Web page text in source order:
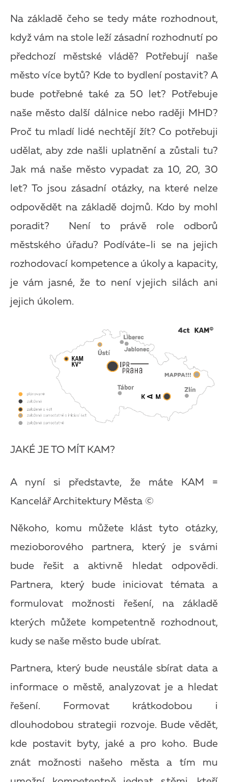
Na základě čeho se tedy máte rozhodnout,
když vám na stole leží zásadní rozhodnutí po
předchozí městské vládě? Potřebují naše
město více bytů? Kde to bydlení postavit? A
bude potřebné také za 50 let? Potřebuje
naše město další dálnice nebo raději MHD?
Proč tu mladí lidé nechtějí žít? Co potřebuji
udělat, aby zde našli uplatnění a zůstali tu?
Jak má naše město vypadat za 10, 20, 30
let? To jsou zásadní otázky, na které nelze
odpovědět na základě dojmů. Kdo by mohl
poradit? Není to právě role odborů
městského úřadu? Podíváte-li se na jejich
rozhodovací kompetence a úkoly a kapacity,
je vám jasné, že to není vjejich silách ani
jejich úkolem.
JAKÉ JE TO MÍT KAM?
A nyní si představte, že máte KAM =
Kancelář Architektury Města ©
Někoho, komu můžete klást tyto otázky,
mezioborového partnera, který je svámi
bude řešit a aktivně hledat odpovědi.
Partnera, který bude iniciovat témata a
formulovat možnosti řešení, na základě
kterých můžete kompetentně rozhodnout,
kudy se naše město bude ubírat.
Partnera, který bude neustále sbírat data a
informace o městě, analyzovat je a hledat
řešení. Formovat krátkodobou i
dlouhodobou strategii rozvoje. Bude vědět,
kde postavit byty, jaké a pro koho. Bude
znát možnosti našeho města a tím mu